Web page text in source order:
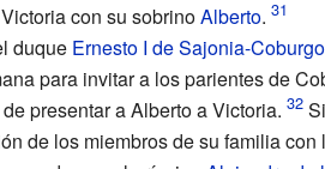
con su sobrinoAlberto.
duque Ernesto I de Sajonia-
para invitar a los parientes de
presentar a Alberto a Victoria.
de los miembros de su familia con